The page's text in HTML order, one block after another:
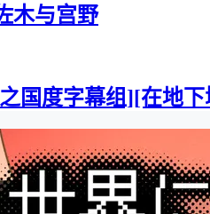
木与宫野
国度字幕组][在地